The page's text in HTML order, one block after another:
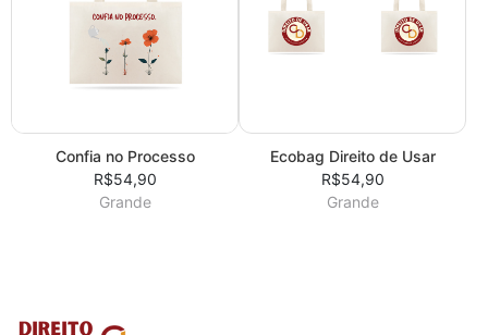
Confia no Processo
R$54,90
Grande
Ecobag Direito de Usar
R$54,90
Grande